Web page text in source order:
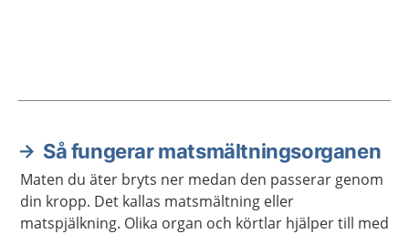
Aktuella artiklar
Så fungerar matsmältningsorganen
Maten du äter bryts ner medan den passerar genom
din kropp. Det kallas matsmältning eller
matspjälkning. Olika organ och körtlar hjälper till med